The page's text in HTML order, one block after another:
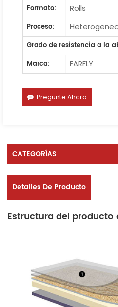
Formato:
Rolls
Proceso:
Grado de resistencia a la
Marca:
FARFLY
Pregunte Ahora
CATEGORÍAS
Detalles De Producto
Estructura del